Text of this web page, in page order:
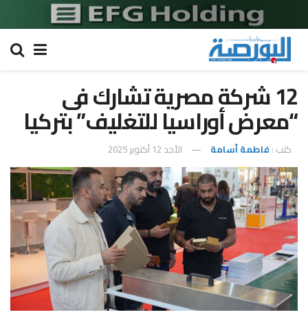
12 شركة مصرية تشارك فى
“معرض أوراسيا للتغليف” بتركيا
كتب : فاطمة أسامة الأحد 12 أكتوبر 2025